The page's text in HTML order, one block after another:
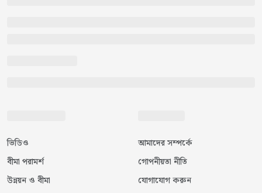
ভিডিও
বীমা পরামর্শ
উন্নয়ন ও বীমা
আমাদের সম্পর্কে
গোপনীয়তা নীতি
যোগাযোগ করুন